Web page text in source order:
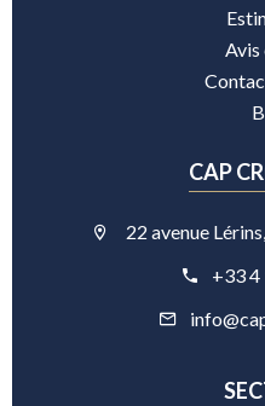
Avis
CAP
22 avenue
+33 4